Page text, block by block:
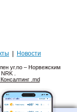
Новости
yr.no – Норвежским
NRK
.md